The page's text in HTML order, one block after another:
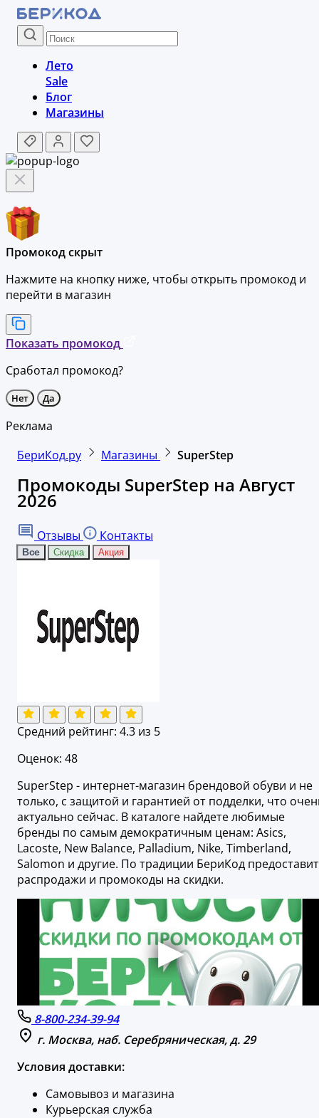
Лето
Sale
Блог
Магазины
Промокод скрыт
Нажмите на кнопку ниже, чтобы открыть промокод и
перейти в магазин
Показать промокод
Сработал промокод?
Нет Да
Реклама
БериКод.ру
Магазины SuperStep
Промокоды SuperStep на Август
2026
Отзывы Контакты
Все Скидка Акция
Средний рейтинг: 4.3 из 5
Оценок: 48
SuperStep - интернет-магазин брендовой обуви и не
только, с защитой и гарантией от подделки, что
актуально сейчас. В каталоге найдете любимые
бренды по самым демократичным ценам: Asics,
Lacoste, New Balance, Palladium, Nike, Timberland,
Salomon и другие. По традиции БериКод предоставит
распродажи и промокоды на скидки.
8-800-234-39-94
г. Москва, наб. Серебряническая, д. 29
Условия доставки:
Самовывоз и магазина
Курьерская служба